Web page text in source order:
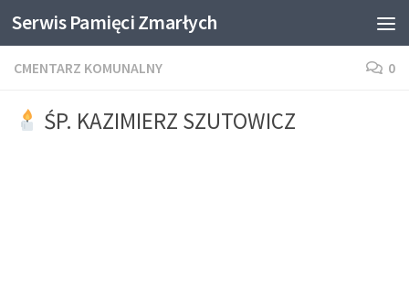
Skip to content
Serwis Pamięci Zmarłych
CMENTARZ KOMUNALNY 0
ŚP. KAZIMIERZ SZUTOWICZ